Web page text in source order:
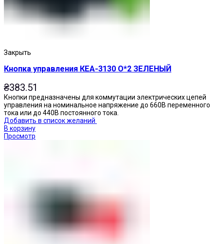
Закрыть
Кнопка управления КЕА-3130 О*2 ЗЕЛЕНЫЙ
₴383.51
Кнопки предназначены для коммутации электрических цепей
управления на номинальное напряжение до 660В переменного
тока или до 440В постоянного тока.
Добавить в список желаний
В корзину
Просмотр